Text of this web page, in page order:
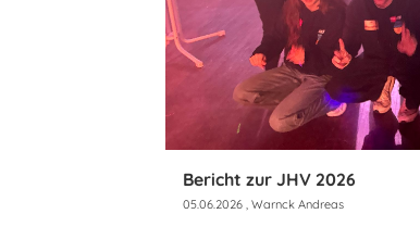
Bericht zur JHV 2026
05.06.2026 , Warnck Andreas